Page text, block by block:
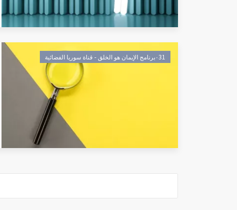
٠31برنامج الإيمان هو الخلق - قناة سوريا الفضائية